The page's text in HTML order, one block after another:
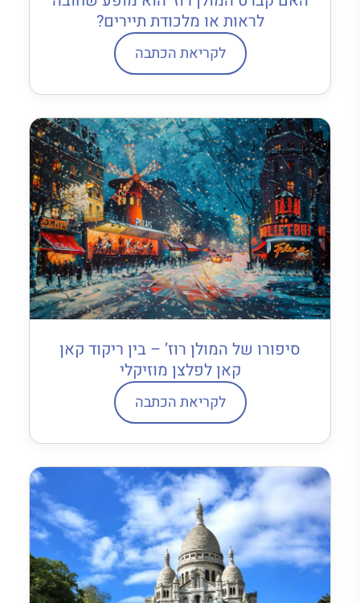
לראות או מלכודת תיירים?
לקריאת הכתבה
סיפורו של המולן רוז’ – בין ריקוד קאן
קאן לפלצן מוזיקלי
לקריאת הכתבה